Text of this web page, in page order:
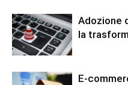
Adozione
la
E-